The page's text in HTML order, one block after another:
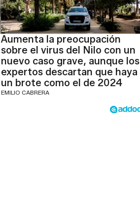
Aumenta la preocupación
sobre el virus del Nilo con un
nuevo caso grave, aunque los
expertos descartan que haya
un brote como el de 2024
EMILIO CABRERA